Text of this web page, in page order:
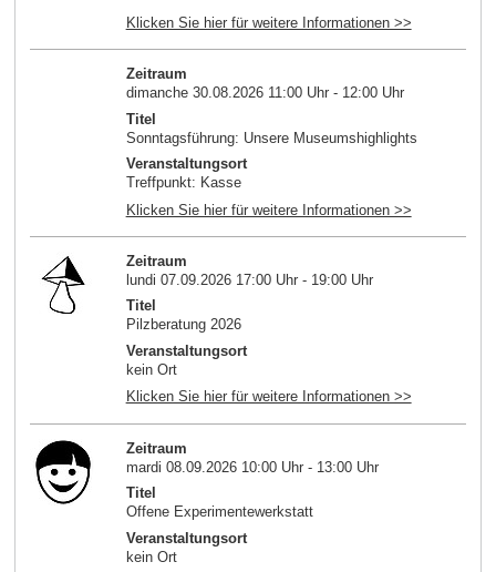
Klicken Sie hier für weitere Informationen >>
Zeitraum
dimanche 30.08.2026 11:00 Uhr - 12:00 Uhr
Titel
Sonntagsführung: Unsere Museumshighlights
Veranstaltungsort
Treffpunkt: Kasse
Klicken Sie hier für weitere Informationen >>
Zeitraum
lundi 07.09.2026 17:00 Uhr - 19:00 Uhr
Titel
Pilzberatung 2026
Veranstaltungsort
kein Ort
Klicken Sie hier für weitere Informationen >>
Zeitraum
mardi 08.09.2026 10:00 Uhr - 13:00 Uhr
Titel
Offene Experimentewerkstatt
Veranstaltungsort
kein Ort